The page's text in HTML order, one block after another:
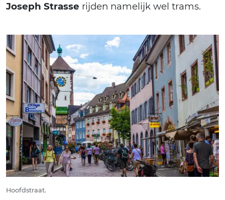
Joseph Strasse rijden namelijk wel trams.
Hoofdstraat.